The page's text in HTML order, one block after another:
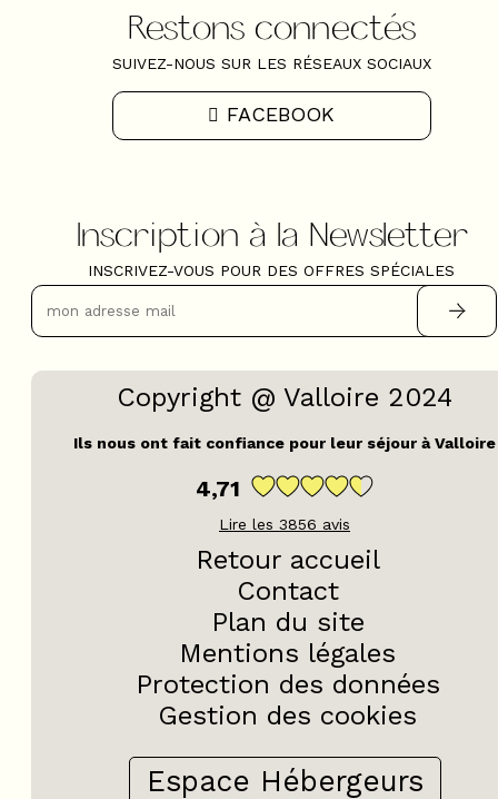
Restons connectés
SUIVEZ-NOUS SUR LES RÉSEAUX SOCIAUX
FACEBOOK
Inscription à la Newsletter
INSCRIVEZ-VOUS POUR DES OFFRES SPÉCIALES
Copyright @ Valloire 2024
Ils nous ont fait confiance pour leur séjour à Valloire
4,71
Lire les 3856 avis
Retour accueil
Contact
Plan du site
Mentions légales
Protection des données
Gestion des cookies
Espace Hébergeurs